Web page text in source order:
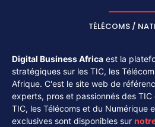
TÉLÉCOMS /
Digital Business Africa est la
stratégiques sur les TIC, les
Afrique. C'est le site web de
experts, pros et passionnés des
TIC, les Télécoms et du Numérique
exclusives sont disponibles sur